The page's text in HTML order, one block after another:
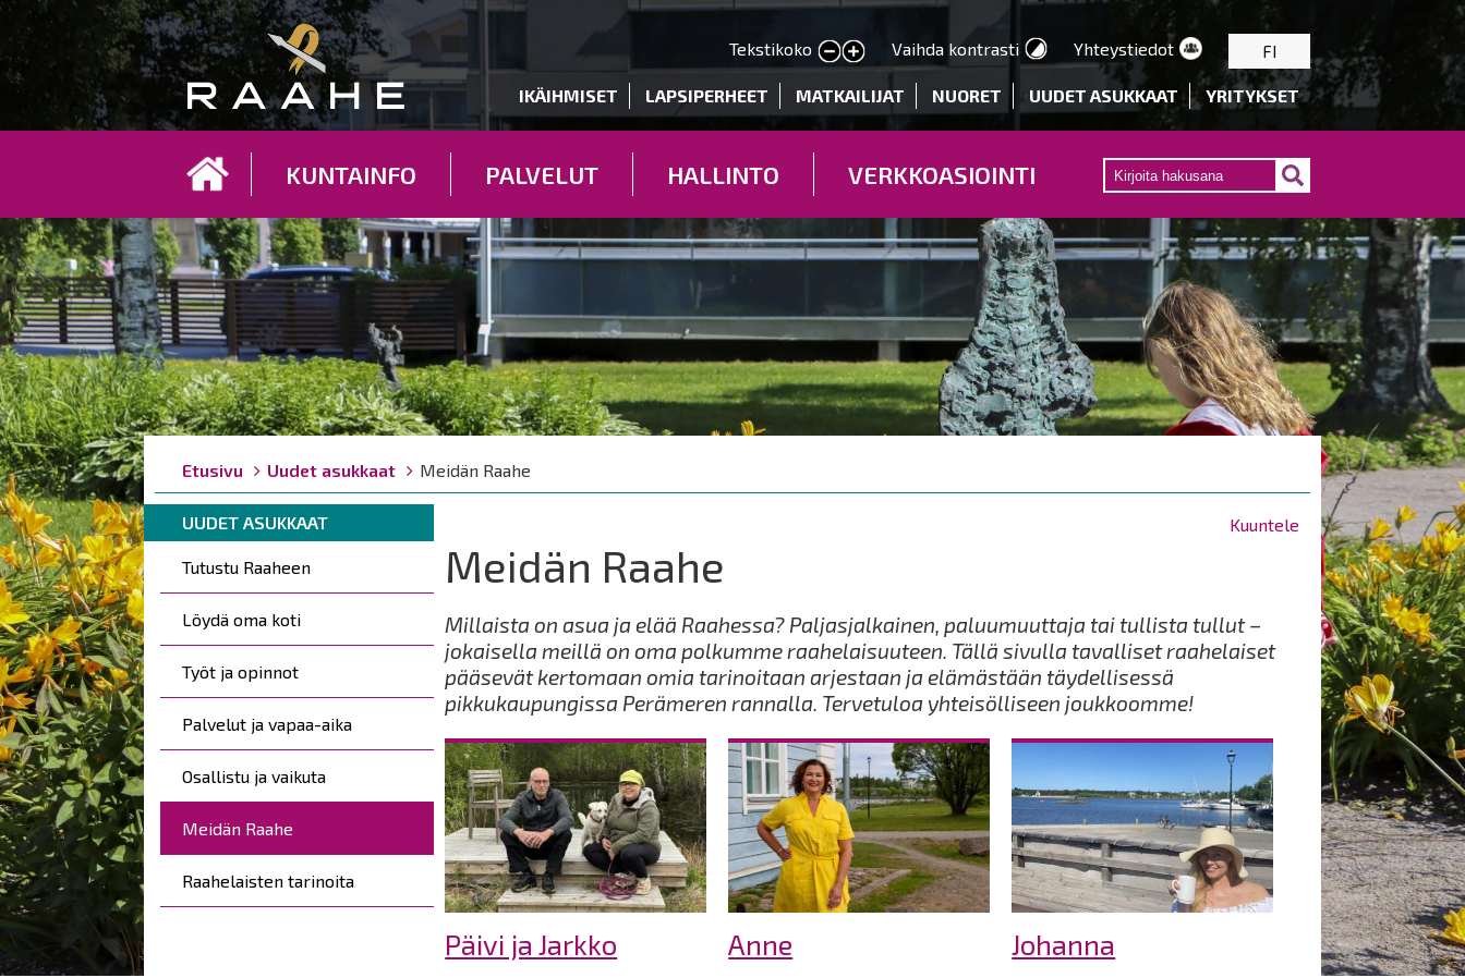
pääsisältöön
Tekstikoko
Pienennä tekstin kokoa
Suurenna tekstin kokoa Vaihda kontrasti Yhteystiedot FI
Kohderyhmät
IKÄIHMISET LAPSIPERHEET MATKAILIJAT NUORET UUDET ASUKKAAT YRITYKSET
KUNTAINFO PALVELUT HALLINTO VERKKOASIOINTI
Breadcrumbs
You
are
here:
Etusivu Uudet asukkaat Meidän Raahe
Breadcrumbs
are
here:
UUDET ASUKKAAT Kuuntele
Kohderyhmät
Tutustu Raaheen
Löydä oma koti
Työt ja opinnot
Palvelut ja vapaa-aika
Osallistu ja vaikuta
Meidän Raahe
Raahelaisten tarinoita
Meidän Raahe
Millaista on asua ja elää Raahessa? Paljasjalkainen, paluumuuttaja tai tullista tullut –
jokaisella meillä on oma polkumme raahelaisuuteen. Tällä sivulla tavalliset raahelaiset
pääsevät kertomaan omia tarinoitaan arjestaan ja elämästään täydellisessä
pikkukaupungissa Perämeren rannalla. Tervetuloa yhteisölliseen joukkoomme!
Päivi ja Jarkko Anne Johanna